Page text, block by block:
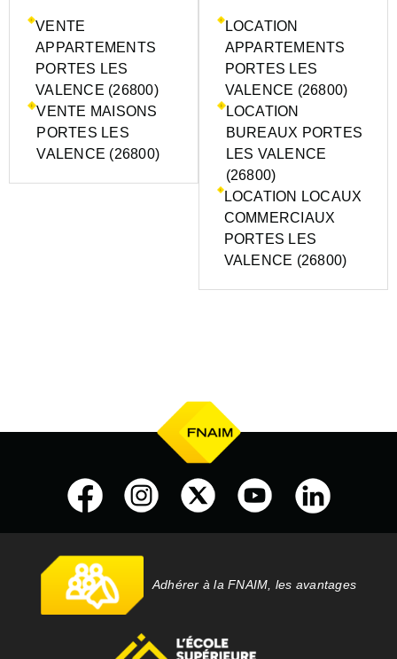
VENTE
APPARTEMENTS
PORTES LES
VALENCE (26800)
VENTE MAISONS
PORTES LES
VALENCE (26800)
LOCATION
APPARTEMENTS
PORTES LES
VALENCE (26800)
LOCATION
BUREAUX PORTES
LES VALENCE
(26800)
LOCATION LOCAUX
COMMERCIAUX
PORTES LES
VALENCE (26800)
Adhérer à la FNAIM, les avantages